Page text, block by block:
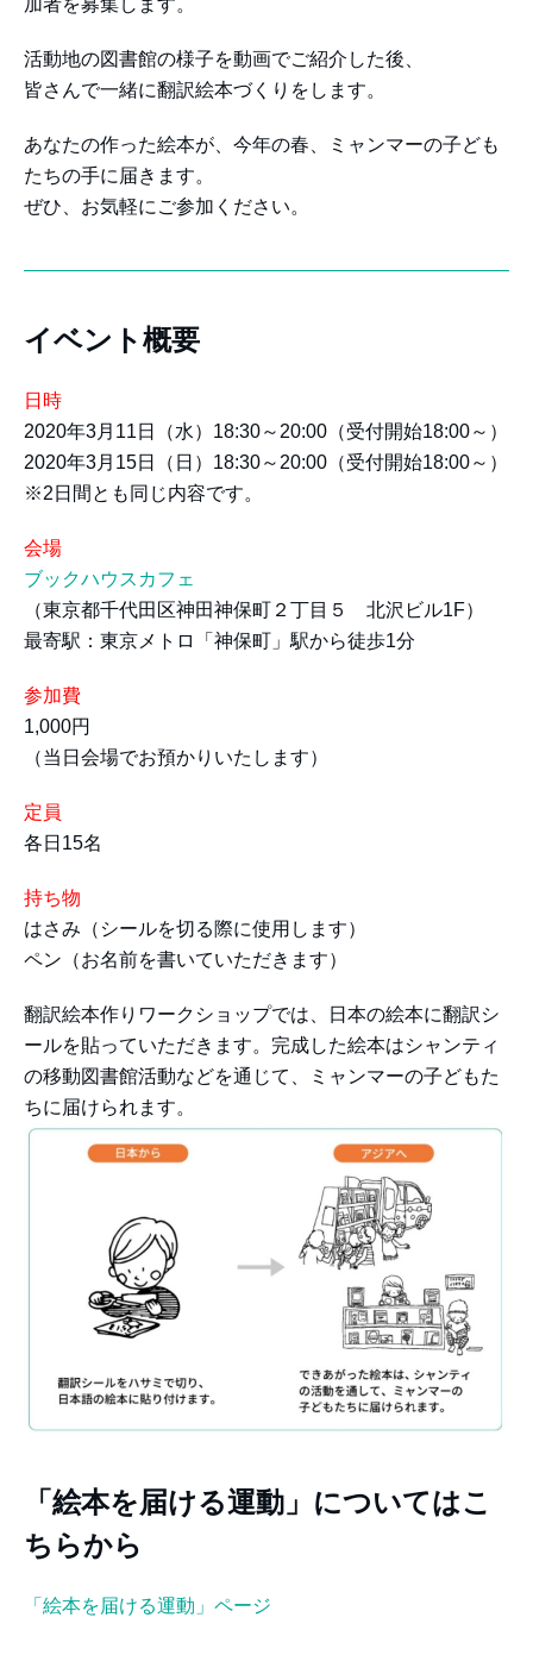
加者を募集します。
活動地の図書館の様子を動画でご紹介した後、
皆さんで一緒に翻訳絵本づくりをします。
あなたの作った絵本が、今年の春、ミャンマーの子ども
たちの手に届きます。
ぜひ、お気軽にご参加ください。
イベント概要
日時
2020年3月11日（水）18:30～20:00（受付開始18:00～）
2020年3月15日（日）18:30～20:00（受付開始18:00～）
※2日間とも同じ内容です。
会場
ブックハウスカフェ
（東京都千代田区神田神保町２丁目５ 北沢ビル1F）
最寄駅：東京メトロ「神保町」駅から徒歩1分
参加費
1,000円
（当日会場でお預かりいたします）
定員
各日15名
持ち物
はさみ（シールを切る際に使用します）
ペン（お名前を書いていただきます）
翻訳絵本作りワークショップでは、日本の絵本に翻訳シ
ールを貼っていただきます。完成した絵本はシャンティ
の移動図書館活動などを通じて、ミャンマーの子どもた
ちに届けられます。
「絵本を届ける運動」についてはこ
ちらから
「絵本を届ける運動」ページ